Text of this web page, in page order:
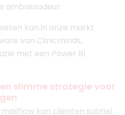
ambassadeur.
kan in onze markt
van Clinicminds,
met een Power BI
slimme strategie voor
kan cliënten subtiel